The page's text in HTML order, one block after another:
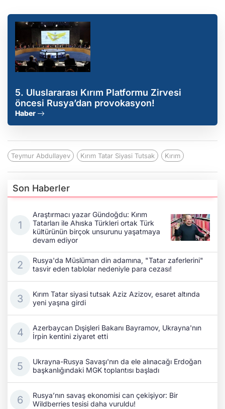
5. Uluslararası Kırım Platformu Zirvesi
öncesi Rusya’dan provokasyon!
Haber
Teymur Abdullayev Kırım Tatar Siyasi Tutsak Kırım
Son Haberler
Araştırmacı yazar Gündoğdu: Kırım
Tatarları ile Ahıska Türkleri ortak Türk
kültürünün birçok unsurunu yaşatmaya
devam ediyor
Rusya'da Müslüman din adamına, "Tatar zaferlerini"
tasvir eden tablolar nedeniyle para cezası!
Kırım Tatar siyasi tutsak Aziz Azizov, esaret altında
yeni yaşına girdi
Azerbaycan Dışişleri Bakanı Bayramov, Ukrayna'nın
İrpin kentini ziyaret etti
Ukrayna-Rusya Savaşı'nın da ele alınacağı Erdoğan
başkanlığındaki MGK toplantısı başladı
Rusya’nın savaş ekonomisi can çekişiyor: Bir
Wildberries tesisi daha vuruldu!